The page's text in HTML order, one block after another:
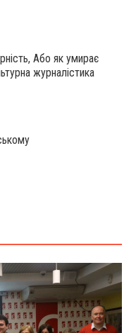
Або як умирає
журналістика